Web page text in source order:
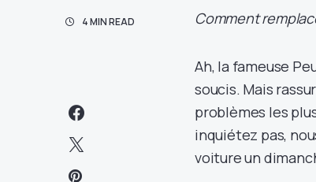
4 MIN READ Comment
Ah, la fameuse
soucis. Mais
problèmes les
inquiétez pas,
voiture un